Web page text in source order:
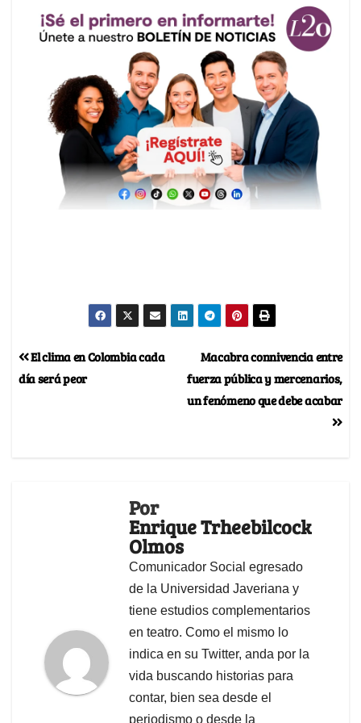
Macabra connivencia entre
fuerza pública y mercenarios,
un fenómeno que debe acabar
El clima en Colombia cada
día será peor
Por
Enrique Trheebilcock
Olmos
Comunicador Social egresado
de la Universidad Javeriana y
tiene estudios complementarios
en teatro. Como el mismo lo
indica en su Twitter, anda por la
vida buscando historias para
contar, bien sea desde el
periodismo o desde la